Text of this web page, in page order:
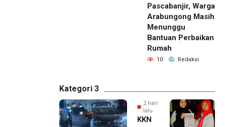
Pascabanjir, Warga
Arabungong Masih
Menunggu
Bantuan Perbaikan
Rumah
10 Redaksi
Kategori 3
2 hari
lalu
KKN